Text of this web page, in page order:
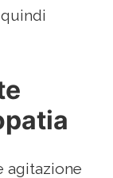
agitazione